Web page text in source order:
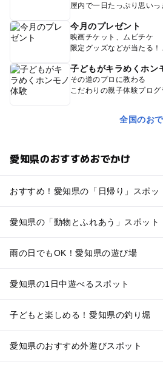
屋内で一日たっぷり思いっ
今月のプレゼント
映画チケット、ムビチケ
限定グッズなどが当たる！
子どもがキラめくホン
その道のプロに教わる
こだわりの親子体験プログ
全国のお
愛知県のおすすめおでかけ
おすすめ！愛知県の「日帰り」スポッ
愛知県の「動物とふれあう」スポット
雨の日でもOK！愛知県の遊び場
愛知県の1日中遊べるスポット
子どもと楽しめる！愛知県の釣り堀
愛知県のおすすめ外遊びスポット